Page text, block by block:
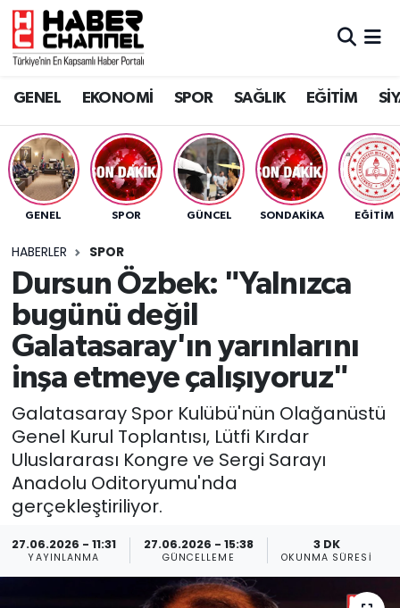
GENEL EKONOMİ SPOR SAĞLIK EĞİTİM
GENEL SPOR GÜNCEL SONDAKIKA EĞİTİM
HABERLER SPOR
Dursun Özbek: "Yalnızca
bugünü değil
Galatasaray'ın yarınlarını
inşa etmeye çalışıyoruz"
Galatasaray Spor Kulübü'nün Olağanüstü
Genel Kurul Toplantısı, Lütfi Kırdar
Uluslararası Kongre ve Sergi Sarayı
Anadolu Oditoryumu'nda
gerçekleştiriliyor.
27.06.2026 - 11:31
YAYINLANMA
27.06.2026 - 15:38
GÜNCELLEME
3 DK
OKUNMA SÜRESI
GENEL
SPOR
SAĞLIK
EĞİTİM
SİYASET
MAGAZİN
Nöbetçi Eczaneler
Trafik Durumu
Süper Lig Puan Durumu ve Fikstür
Tüm Manşetler
Son Dakika Haberleri
Haber Arşivi